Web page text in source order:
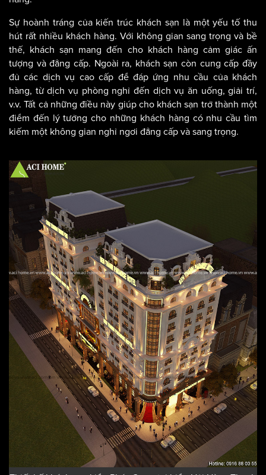
Sự hoành tráng của kiến trúc khách sạn là một yếu tố thu
hút rất nhiều khách hàng. Với không gian sang trọng và bề
thế, khách sạn mang đến cho khách hàng cảm giác ấn
tượng và đẳng cấp. Ngoài ra, khách sạn còn cung cấp đầy
đủ các dịch vụ cao cấp để đáp ứng nhu cầu của khách
hàng, từ dịch vụ phòng nghỉ đến dịch vụ ăn uống, giải trí,
v.v. Tất cả những điều này giúp cho khách sạn trở thành một
điểm đến lý tưởng cho những khách hàng có nhu cầu tìm